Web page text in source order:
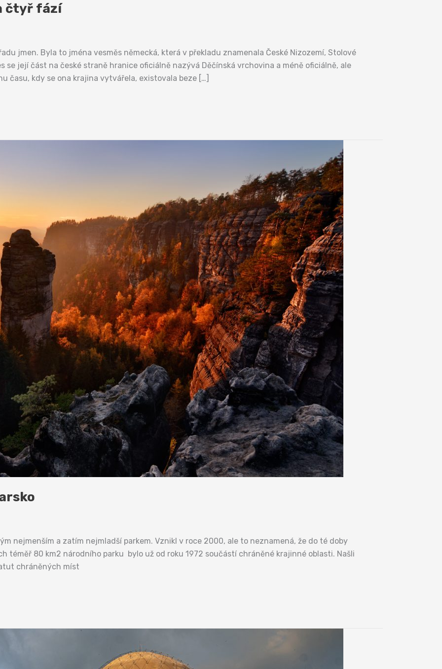
čtyř fází
jmen. Byla to jména vesměs německá, která v překladu znamenala České Nizozemí, Stolové
se její část na české straně hranice oficiálně nazývá Děčínská vrchovina a méně oficiálně, ale
času, kdy se ona krajina vytvářela, existovala beze […]
nejmenším a zatím nejmladší parkem. Vznikl v roce 2000, ale to neznamená, že do té doby
téměř 80 km2 národního parku bylo už od roku 1972 součástí chráněné krajinné oblasti. Našli
chráněných míst